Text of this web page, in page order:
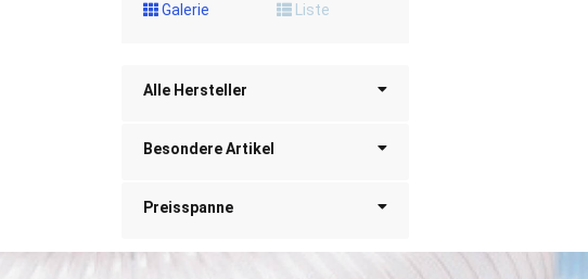
Galerie Liste
Alle Hersteller
Besondere Artikel
Preisspanne